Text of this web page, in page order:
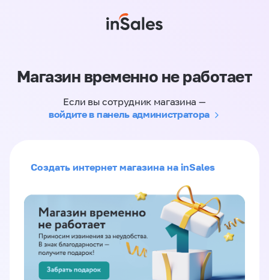
Магазин временно не работает
Если вы сотрудник магазина —
войдите в панель администратора
Создать интернет магазина на inSales